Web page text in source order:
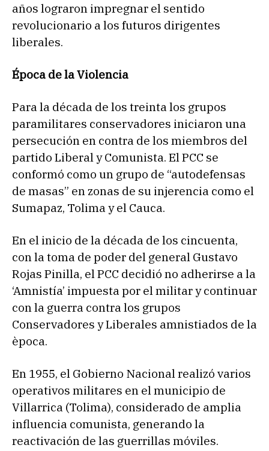
años lograron impregnar el sentido
revolucionario a los futuros dirigentes
liberales.
Época de la Violencia
Para la década de los treinta los grupos
paramilitares conservadores iniciaron una
persecución en contra de los miembros del
partido Liberal y Comunista. El PCC se
conformó como un grupo de “autodefensas
de masas” en zonas de su injerencia como el
Sumapaz, Tolima y el Cauca.
En el inicio de la década de los cincuenta,
con la toma de poder del general Gustavo
Rojas Pinilla, el PCC decidió no adherirse a la
‘Amnistía’ impuesta por el militar y continuar
con la guerra contra los grupos
Conservadores y Liberales amnistiados de la
època.
En 1955, el Gobierno Nacional realizó varios
operativos militares en el municipio de
Villarrica (Tolima), considerado de amplia
influencia comunista, generando la
reactivación de las guerrillas móviles.